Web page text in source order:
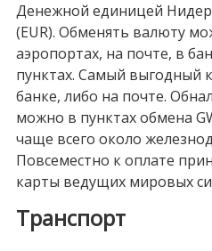
Денежной единицей
(EUR). Обменять валюту
аэропортах, на почте, в
пунктах. Самый выгодный
банке, либо на почте.
можно в пунктах обмена
чаще всего около
Повсеместно к оплате
карты ведущих мировых
Транспорт